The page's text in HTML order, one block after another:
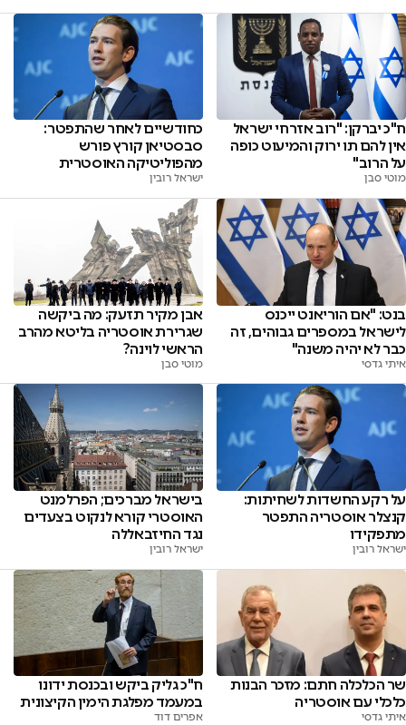
ח"כ יברקן: "רוב אזרחי ישראל
אין להם תו ירוק והמיעוט כופה
על הרוב"
מוטי סבן
כחודשיים לאחר שהתפטר:
סבסטיאן קורץ פורש
מהפוליטיקה האוסטרית
ישראל רובין
בנט: "אם הוריאנט ייכנס
לישראל במספרים גבוהים, זה
כבר לא יהיה משנה"
איתי גדסי
אבן מקיר תזעק: מה ביקשה
שגרירת אוסטריה בליטא מהרב
הראשי לוינה?
מוטי סבן
על רקע החשדות לשחיתות:
קנצלר אוסטריה התפטר
מתפקידו
ישראל רובין
בישראל מברכים; הפרלמנט
האוסטרי קורא לנקוט בצעדים
נגד החיזבאללה
ישראל רובין
שר הכלכלה חתם: מזכר הבנות
כלכלי עם אוסטריה
איתי גדסי
ח"כ גליק ביקש ובכנסת ידונו
במעמד מפלגת הימין הקיצונית
אפרים דוד